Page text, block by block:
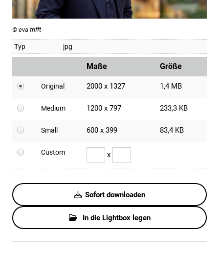
© eva trifft
Typ jpg
Maße Größe
Original 2000 x 1327 1,4 MB
Medium 1200 x 797 233,3 KB
Small 600 x 399 83,4 KB
Custom x
Sofort downloaden
In die Lightbox legen